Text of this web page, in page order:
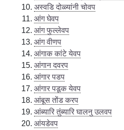
अस्वडि दोळ्यांनी चोवप
आंग घेवप
आंग फुल्लेवप
आंग वीणप
आंगाक कांटे येवप
आंगान दवरप
आंगार पडप
आंगार पडूक येवप
आंबूस तोंड करप
आंब्यारि तुंब्यारि घालनु उलवप
आंयडेवप